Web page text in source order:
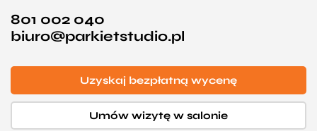
801 002 040
biuro@parkietstudio.pl
Uzyskaj bezpłatną wycenę
Umów wizytę w salonie